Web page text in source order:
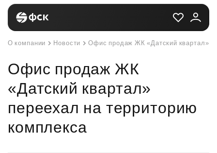
О компании Новости Офис продаж ЖК «Датский квартал»
Офис продаж ЖК
«Датский квартал»
переехал на территорию
комплекса